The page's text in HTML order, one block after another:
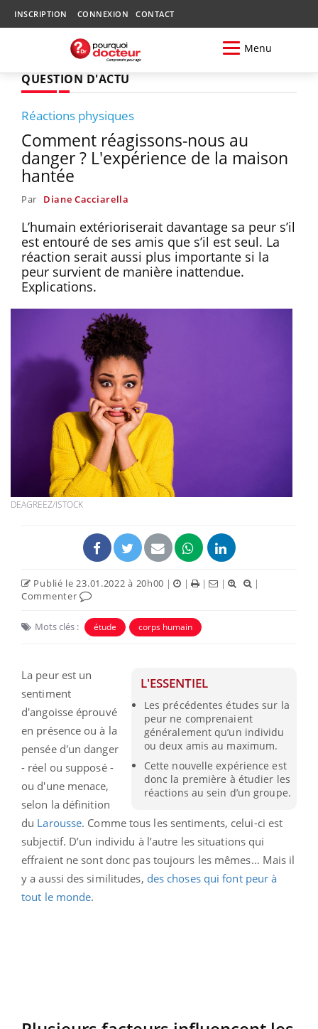
INSCRIPTION CONNEXION CONTACT
Menu
QUESTION D'ACTU
Réactions physiques
Comment réagissons-nous au
danger ? L'expérience de la maison
hantée
Par Diane Cacciarella
L’humain extérioriserait davantage sa peur s’il
est entouré de ses amis que s’il est seul. La
réaction serait aussi plus importante si la
peur survient de manière inattendue.
Explications.
DEAGREEZ/ISTOCK
Publié le 23.01.2022 à 20h00 | | | |
|
Commenter
Mots clés : étude corps humain
L'ESSENTIEL
Les précédentes études sur la
peur ne comprenaient
généralement qu’un individu
ou deux amis au maximum.
Cette nouvelle expérience est
donc la première à étudier les
réactions au sein d’un groupe.
La peur est un
sentiment
d'angoisse éprouvé
en présence ou à la
pensée d'un danger
- réel ou supposé -
ou d'une menace,
selon la définition
du Larousse. Comme tous les sentiments, celui-ci est
subjectif. D’un individu à l’autre les situations qui
effraient ne sont donc pas toujours les mêmes… Mais il
y a aussi des similitudes, des choses qui font peur à
tout le monde.